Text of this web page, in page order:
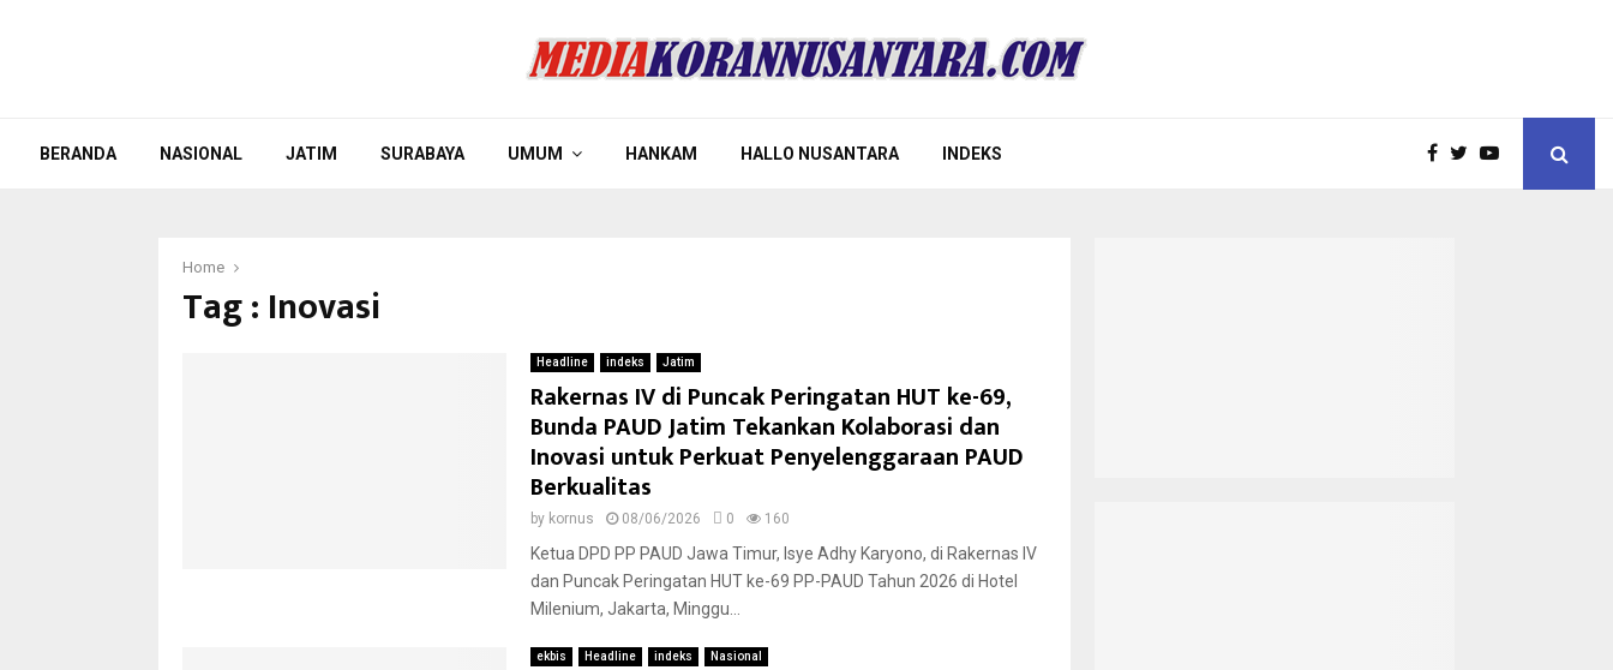
BERANDA NASIONAL JATIM SURABAYA UMUM HANKAM HALLO NUSANTARA INDEKS
Home
Tag : Inovasi
Headline indeks Jatim
Rakernas IV di Puncak Peringatan HUT ke-69,
Bunda PAUD Jatim Tekankan Kolaborasi dan
Inovasi untuk Perkuat Penyelenggaraan PAUD
Berkualitas
by kornus 08/06/2026 0 160
Ketua DPD PP PAUD Jawa Timur, Isye Adhy Karyono, di Rakernas IV
dan Puncak Peringatan HUT ke-69 PP-PAUD Tahun 2026 di Hotel
Milenium, Jakarta, Minggu...
ekbis Headline indeks Nasional